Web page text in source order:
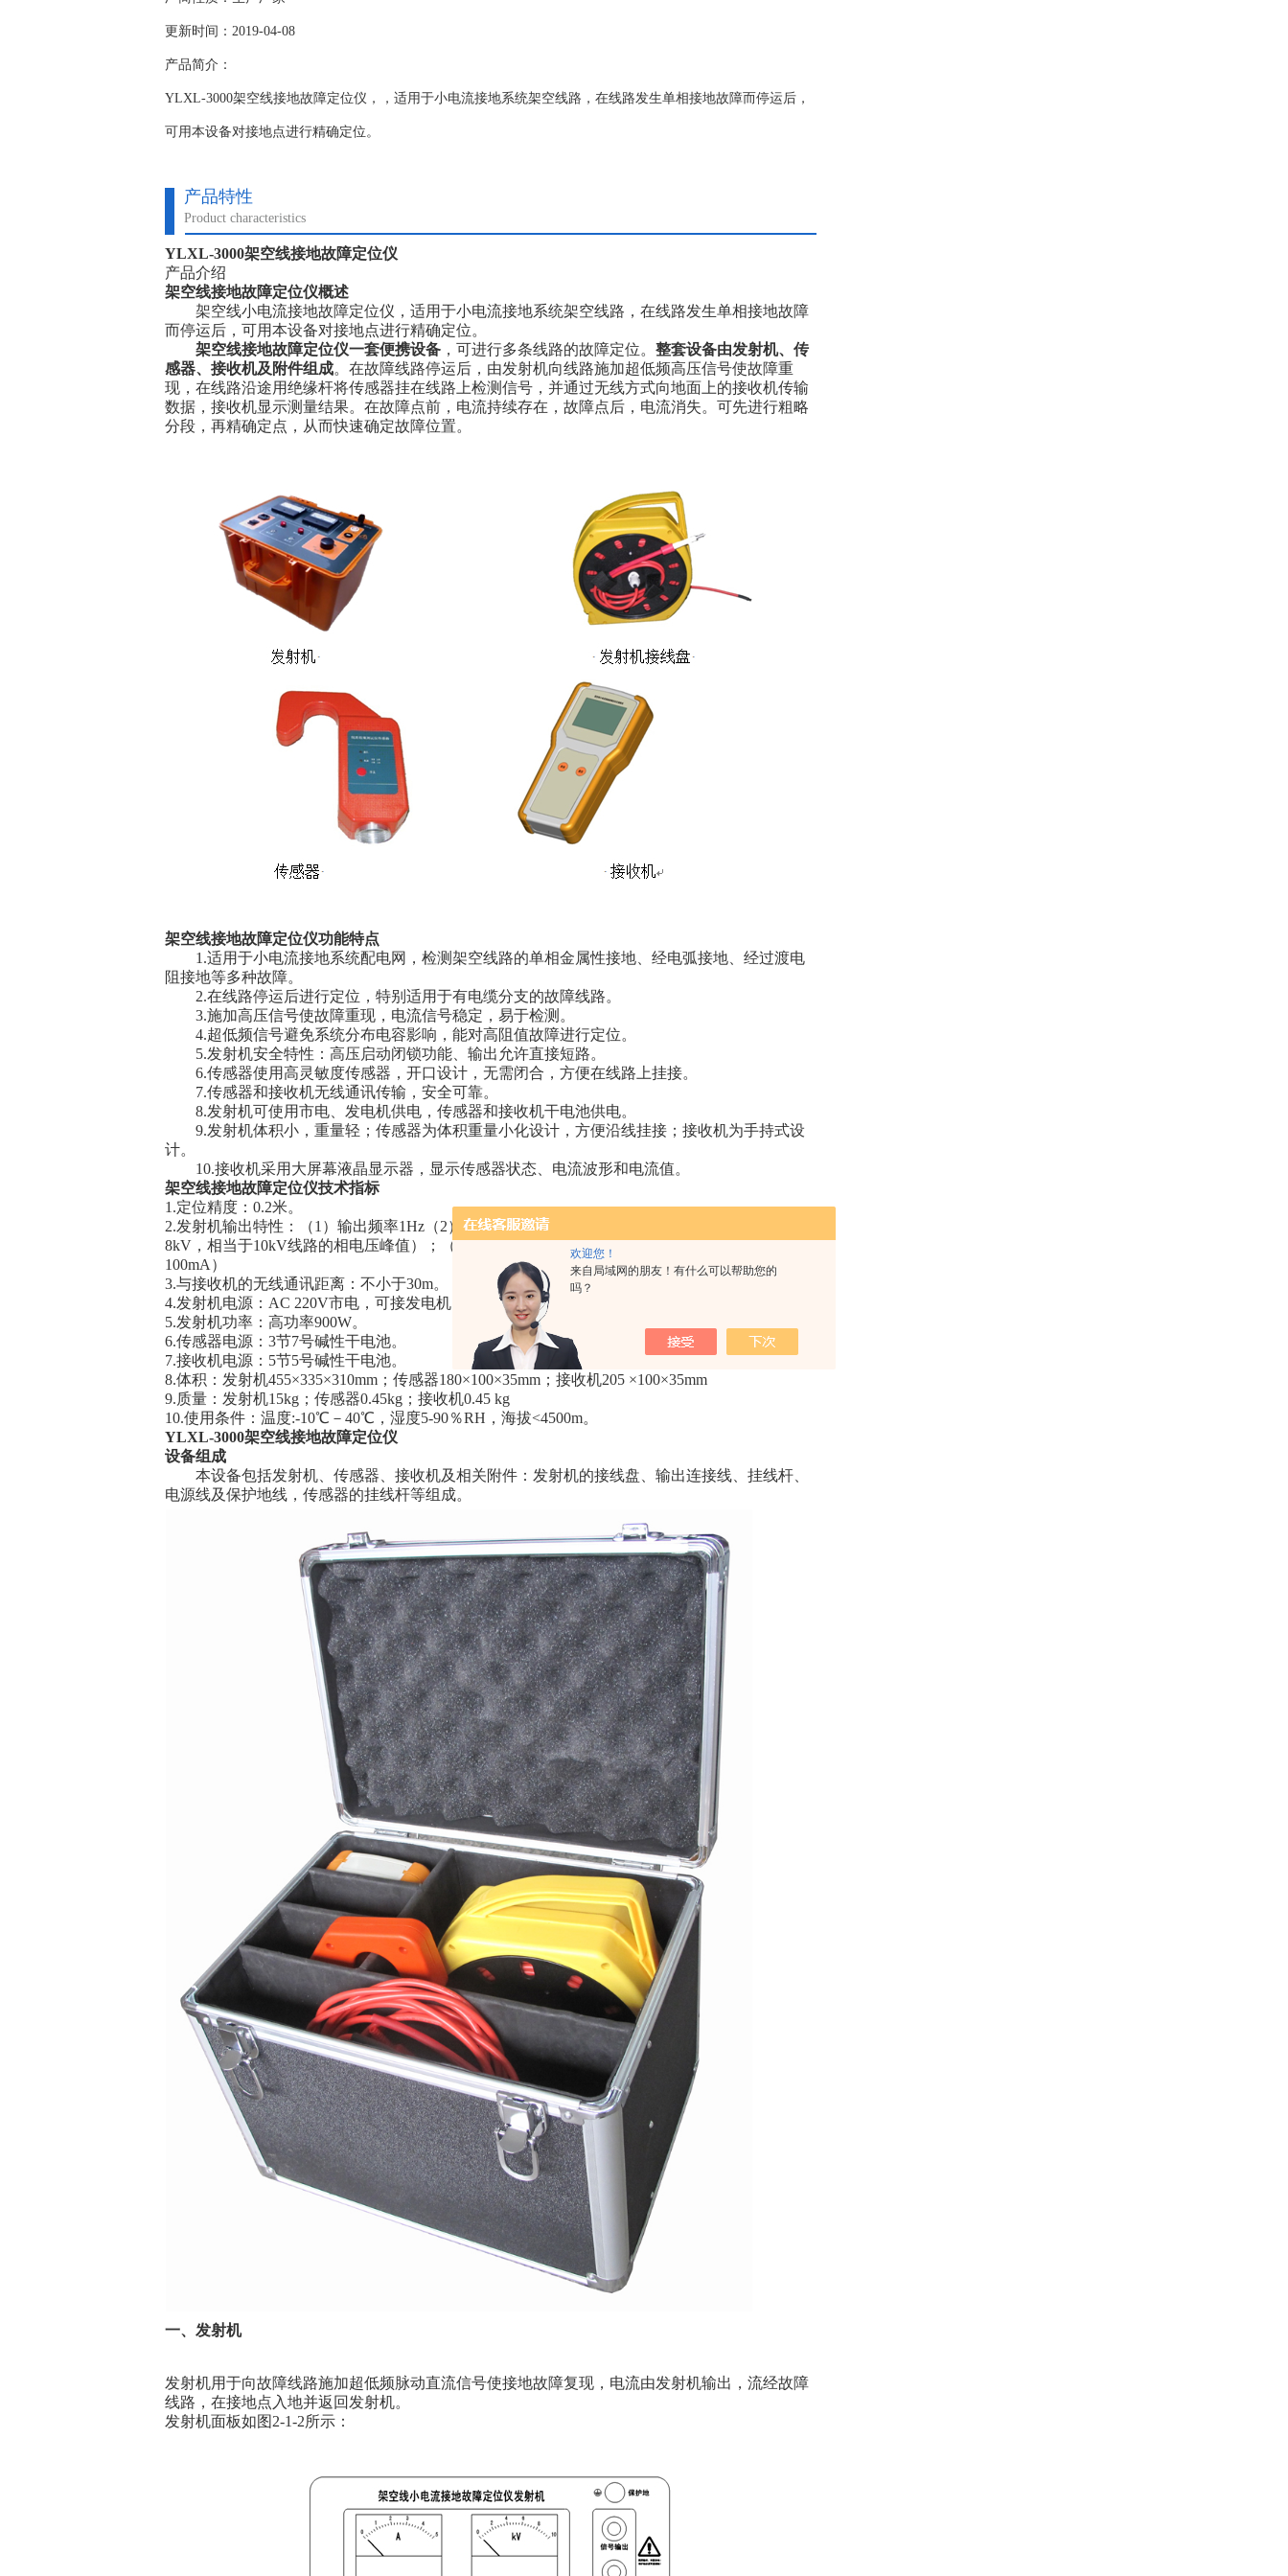
欢迎您！
来自局域网的朋友！有什么可以帮助您的
吗？
更新时间：2019-04-08
产品简介：
YLXL-3000架空线接地故障定位仪，，适用于小电流接地系统架空线路，在线路发生单相接地故障而停运后，
可用本设备对接地点进行精确定位。
产品特性
Product characteristics
YLXL-3000架空线接地故障定位仪
产品介绍
架空线接地故障定位仪概述
架空线小电流接地故障定位仪，适用于小电流接地系统架空线路，在线路发生单相接地故障
而停运后，可用本设备对接地点进行精确定位。
架空线接地故障定位仪一套便携设备 ，可进行多条线路的故障定位。 整套设备由发射机、传
感器、接收机及附件组成。在故障线路停运后，由发射机向线路施加超低频高压信号使故障重
现，在线路沿途用绝缘杆将传感器挂在线路上检测信号，并通过无线方式向地面上的接收机传输
数据，接收机显示测量结果。在故障点前，电流持续存在，故障点后，电流消失。可先进行粗略
分段，再精确定点，从而快速确定故障位置。
架空线接地故障定位仪功能特点
1.适用于小电流接地系统配电网，检测架空线路的单相金属性接地、经电弧接地、经过渡电
阻接地等多种故障。
2.在线路停运后进行定位，特别适用于有电缆分支的故障线路。
3.施加高压信号使故障重现，电流信号稳定，易于检测。
4.超低频信号避免系统分布电容影响，能对高阻值故障进行定位。
5.发射机安全特性：高压启动闭锁功能、输出允许直接短路。
6.传感器使用高灵敏度传感器，开口设计，无需闭合，方便在线路上挂接。
7.传感器和接收机无线通讯传输，安全可靠。
8.发射机可使用市电、发电机供电，传感器和接收机干电池供电。
9.发射机体积小，重量轻；传感器为体积重量小化设计，方便沿线挂接；接收机为手持式设
计。
10.接收机采用大屏幕液晶显示器，显示传感器状态、电流波形和电流值。
架空线接地故障定位仪技术指标
1.定位精度：0.2米。
2.发射机输出特性：（1）输出频率1Hz（2）开路电压：基波有效值0~2800V，（脉动直流，峰值
8kV，相当于10kV线路的相电压峰值）；（3）短路电流：基波有效值0~35mA（脉动直流，峰值
100mA）
3.与接收机的无线通讯距离：不小于30m。
4.发射机电源：AC 220V市电，可接发电机（输出功率≥1500W）。
5.发射机功率：高功率900W。
6.传感器电源：3节7号碱性干电池。
7.接收机电源：5节5号碱性干电池。
8.体积：发射机455×335×310mm；传感器180×100×35mm；接收机205 ×100×35mm
9.质量：发射机15kg；传感器0.45kg；接收机0.45 kg
10.使用条件：温度:-10℃－40℃，湿度5-90％RH，海拔<4500m。
YLXL-3000架空线接地故障定位仪
设备组成
本设备包括发射机、传感器、接收机及相关附件：发射机的接线盘、输出连接线、挂线杆、
电源线及保护地线，传感器的挂线杆等组成。
一、发射机
发射机用于向故障线路施加超低频脉动直流信号使接地故障复现，电流由发射机输出，流经故障
线路，在接地点入地并返回发射机。
发射机面板如图2-1-2所示：